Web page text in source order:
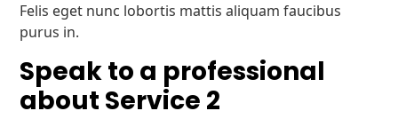
Felis eget nunc lobortis mattis aliquam faucibus
purus in.
Speak to a professional
about Service 2